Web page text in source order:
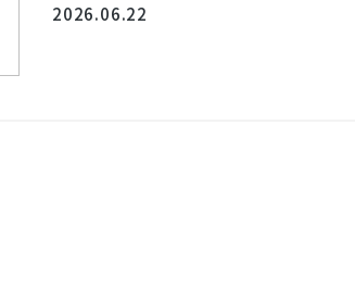
2026.06.22